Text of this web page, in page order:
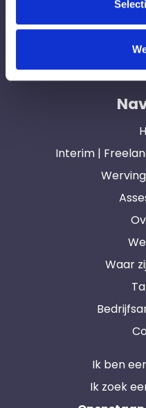
Hét interim
opdrachtgevers en
professionals in heel
Interim |
Waar
Ik ben
Ik zoek